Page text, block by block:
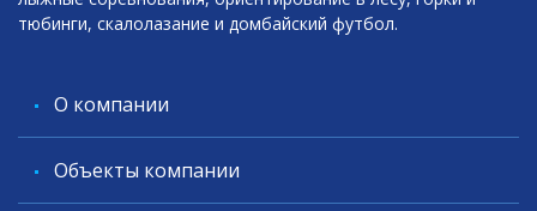
тюбинги, скалолазание и домбайский футбол.
O компании
Объекты компании